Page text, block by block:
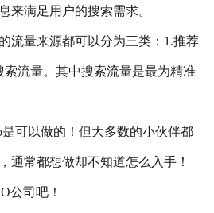
来满足用户的搜索需求。
流量来源都可以分为三类：1.推荐
索流量。其中搜索流量是最为精准
可以做的！但大多数的小伙伴都
通常都想做却不知道怎么入手！
公司吧！